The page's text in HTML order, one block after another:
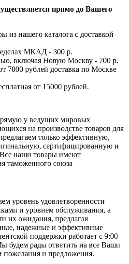
прямо до Вашего
из нашего каталога с доставкой
МКАД - 300 р.
включая Новую Москву - 700 р.
7000 рублей доставка по Москве
от 15000 рублей.
у ведущих мировых
на производстве товаров для
только эффективную,
сертифицированную и
наши товары имеют
таможенного союза
уровень удовлетворенности
и уровнем обслуживания, а
их ожидания, предлагая
надежные и эффективные
поддержки работает с 9:00
будем рады ответить на все Ваши
и предложения.